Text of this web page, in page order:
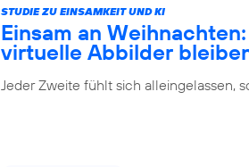
STUDIE ZU EINSAMKEIT UND KI
Einsam an
virtuelle Abbilder
Jeder Zweite fühlt sich alleingelassen,